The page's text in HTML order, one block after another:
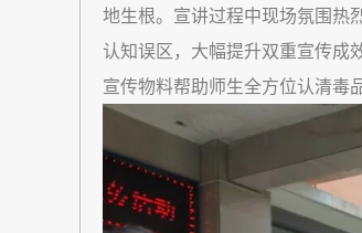
地生根。宣讲过程中现场氛围热
认知误区，大幅提升双重宣传成
宣传物料帮助师生全方位认清毒